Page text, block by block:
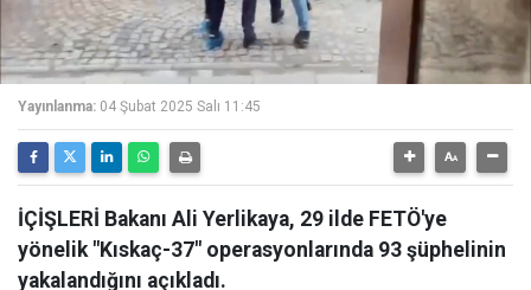
Yayınlanma: 04 Şubat 2025 Salı 11:45
İÇİŞLERİ Bakanı Ali Yerlikaya, 29 ilde FETÖ'ye
yönelik "Kıskaç-37" operasyonlarında 93 şüphelinin
yakalandığını açıkladı.